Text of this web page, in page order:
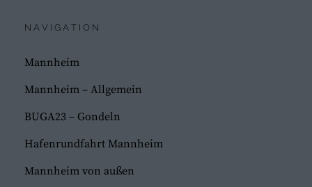
NAVIGATION
Mannheim
Mannheim – Allgemein
BUGA23 – Gondeln
Hafenrundfahrt Mannheim
Mannheim von außen